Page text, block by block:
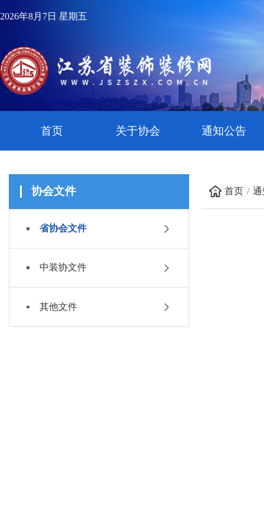
2026年8月7日 星期五
首页 关于协会 通知公告
协会文件
省协会文件
中装协文件
其他文件
首页 通